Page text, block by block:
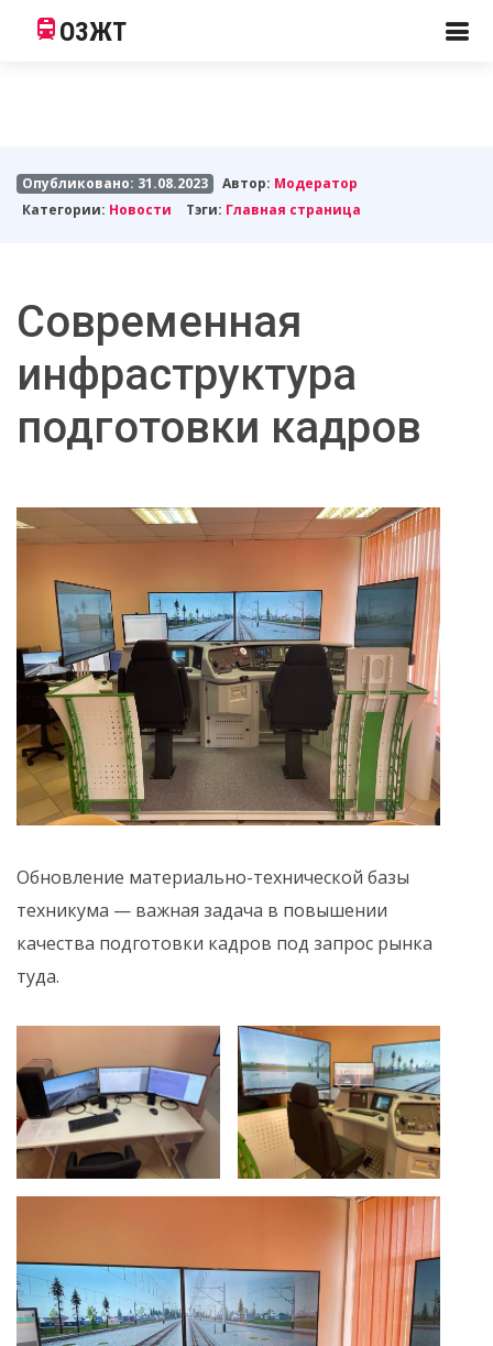
ОЗЖТ
Опубликовано: 31.08.2023 Автор: Модератор
Категории: Новости Тэги: Главная страница
Современная
инфраструктура
подготовки кадров
Обновление материально-технической базы
техникума — важная задача в повышении
качества подготовки кадров под запрос рынка
туда.